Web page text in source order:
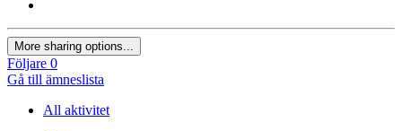
More sharing options...
Följare 0
Gå till ämneslista
All aktivitet